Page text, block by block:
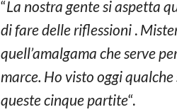
“La nostra gente si aspetta
di fare delle riflessioni .
quell’amalgama che serve
marce. Ho visto oggi
queste cinque partite“.